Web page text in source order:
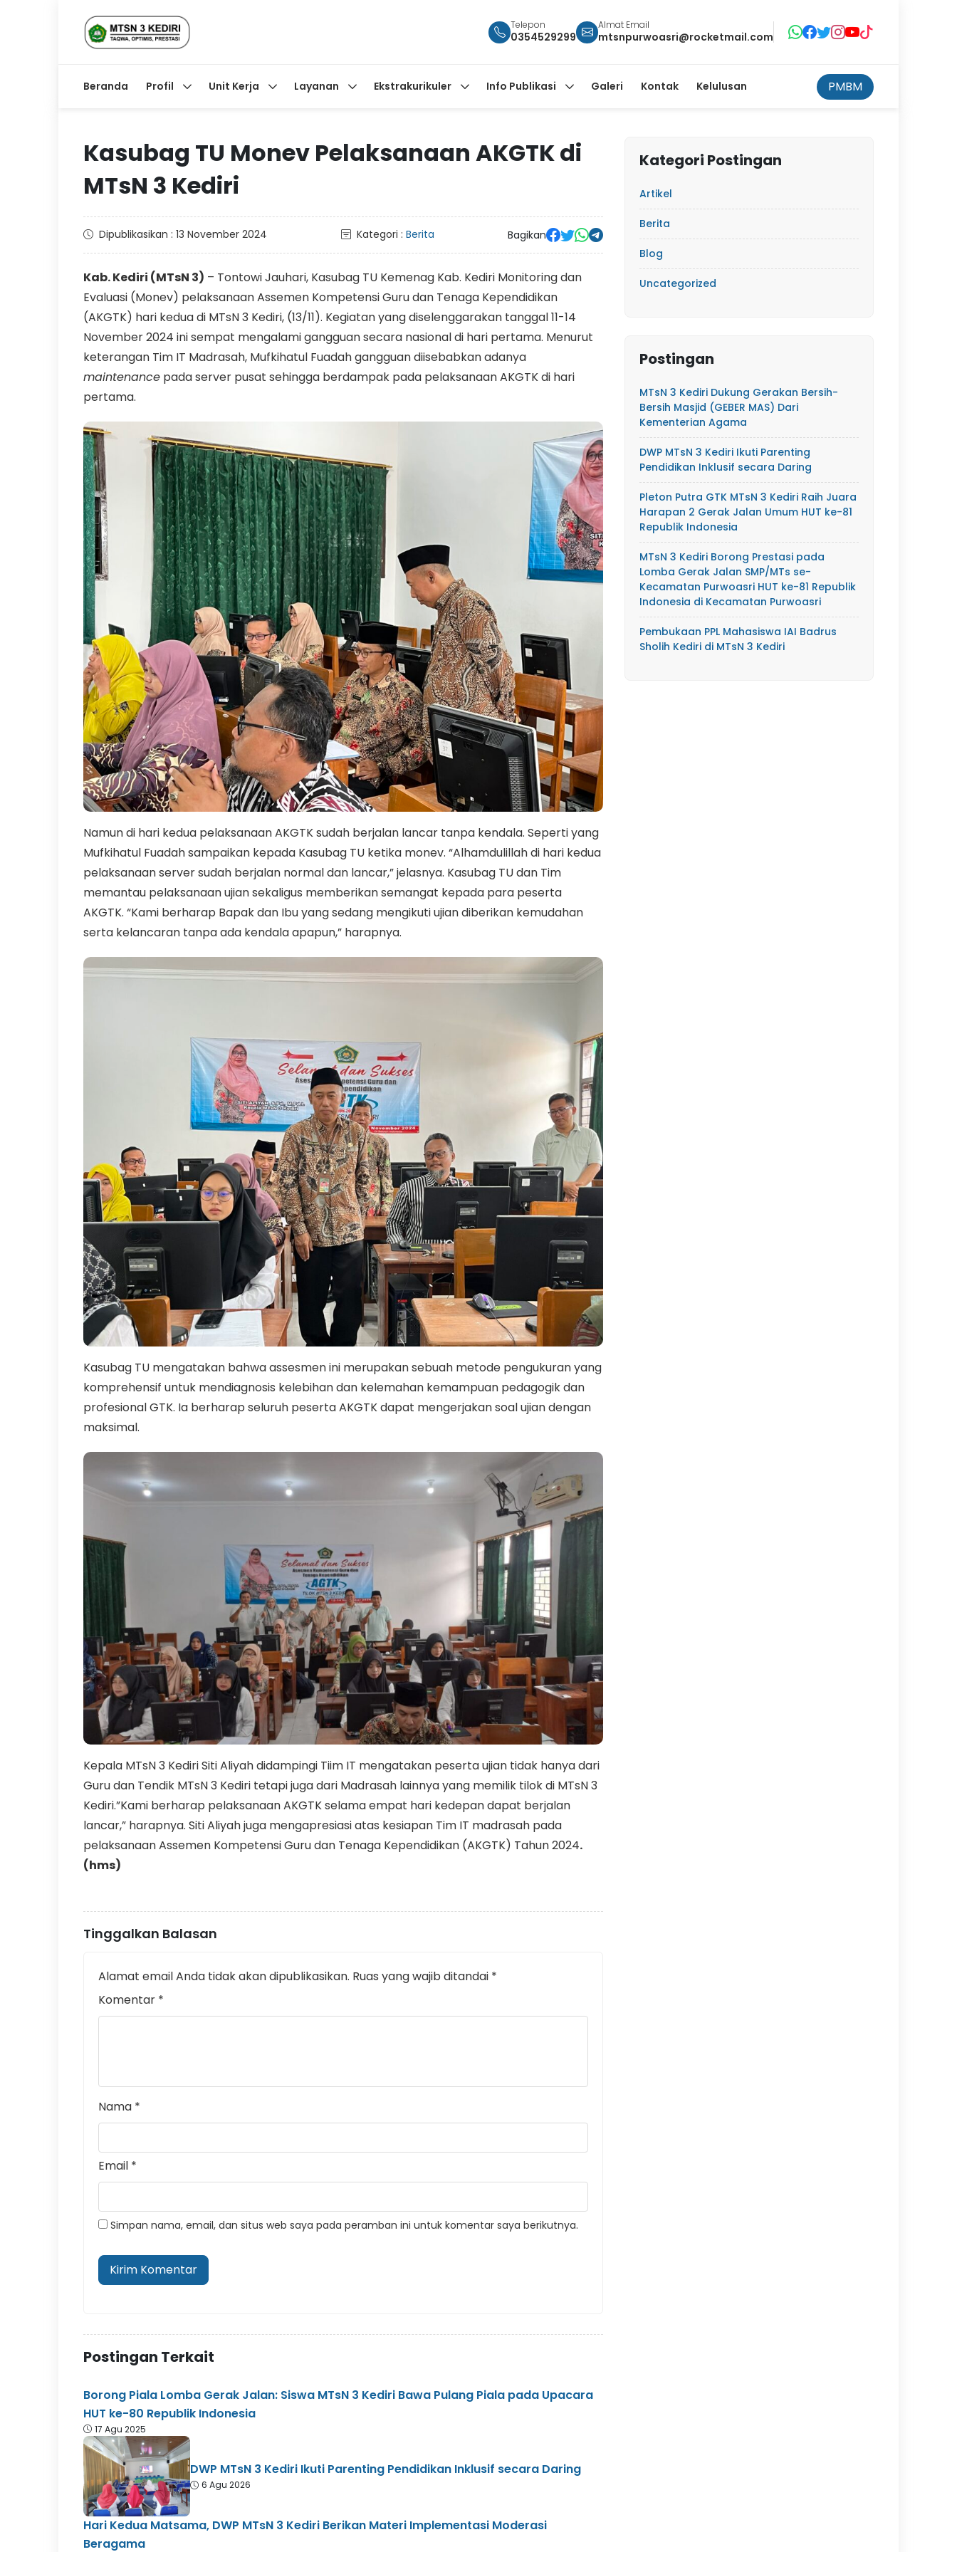
Telepon
0354529299
Almat Email
mtsnpurwoasri@rocketmail.com
Beranda Profil Unit Kerja Layanan Ekstrakurikuler Info Publikasi Galeri Kontak Kelulusan PMBM
Kasubag TU Monev Pelaksanaan AKGTK di
MTsN 3 Kediri
Dipublikasikan : 13 November 2024 Kategori : Berita Bagikan
Kab. Kediri (MTsN 3) – Tontowi Jauhari, Kasubag TU Kemenag Kab. Kediri Monitoring dan
Evaluasi (Monev) pelaksanaan Assemen Kompetensi Guru dan Tenaga Kependidikan
(AKGTK) hari kedua di MTsN 3 Kediri, (13/11). Kegiatan yang diselenggarakan tanggal 11-14
November 2024 ini sempat mengalami gangguan secara nasional di hari pertama. Menurut
keterangan Tim IT Madrasah, Mufkihatul Fuadah gangguan diisebabkan adanya
maintenance pada server pusat sehingga berdampak pada pelaksanaan AKGTK di hari
pertama.
Namun di hari kedua pelaksanaan AKGTK sudah berjalan lancar tanpa kendala. Seperti yang
Mufkihatul Fuadah sampaikan kepada Kasubag TU ketika monev. “Alhamdulillah di hari kedua
pelaksanaan server sudah berjalan normal dan lancar,” jelasnya. Kasubag TU dan Tim
memantau pelaksanaan ujian sekaligus memberikan semangat kepada para peserta
AKGTK. “Kami berharap Bapak dan Ibu yang sedang mengikuti ujian diberikan kemudahan
serta kelancaran tanpa ada kendala apapun,” harapnya.
Kasubag TU mengatakan bahwa assesmen ini merupakan sebuah metode pengukuran yang
komprehensif untuk mendiagnosis kelebihan dan kelemahan kemampuan pedagogik dan
profesional GTK. Ia berharap seluruh peserta AKGTK dapat mengerjakan soal ujian dengan
maksimal.
Kepala MTsN 3 Kediri Siti Aliyah didampingi Tiim IT mengatakan peserta ujian tidak hanya dari
Guru dan Tendik MTsN 3 Kediri tetapi juga dari Madrasah lainnya yang memilik tilok di MTsN 3
Kediri.”Kami berharap pelaksanaan AKGTK selama empat hari kedepan dapat berjalan
lancar,” harapnya. Siti Aliyah juga mengapresiasi atas kesiapan Tim IT madrasah pada
pelaksanaan Assemen Kompetensi Guru dan Tenaga Kependidikan (AKGTK) Tahun 2024.
(hms)
Tinggalkan Balasan
Alamat email Anda tidak akan dipublikasikan. Ruas yang wajib ditandai *
Komentar *
Nama *
Email *
Simpan nama, email, dan situs web saya pada peramban ini untuk komentar saya berikutnya.
Postingan Terkait
Borong Piala Lomba Gerak Jalan: Siswa MTsN 3 Kediri Bawa Pulang Piala pada Upacara
HUT ke-80 Republik Indonesia
17 Agu 2025
DWP MTsN 3 Kediri Ikuti Parenting Pendidikan Inklusif secara Daring
6 Agu 2026
Hari Kedua Matsama, DWP MTsN 3 Kediri Berikan Materi Implementasi Moderasi
Beragama
Kategori Postingan
Artikel
Berita
Blog
Uncategorized
Postingan
MTsN 3 Kediri Dukung Gerakan Bersih-
Bersih Masjid (GEBER MAS) Dari
Kementerian Agama
DWP MTsN 3 Kediri Ikuti Parenting
Pendidikan Inklusif secara Daring
Pleton Putra GTK MTsN 3 Kediri Raih Juara
Harapan 2 Gerak Jalan Umum HUT ke-81
Republik Indonesia
MTsN 3 Kediri Borong Prestasi pada
Lomba Gerak Jalan SMP/MTs se-
Kecamatan Purwoasri HUT ke-81 Republik
Indonesia di Kecamatan Purwoasri
Pembukaan PPL Mahasiswa IAI Badrus
Sholih Kediri di MTsN 3 Kediri